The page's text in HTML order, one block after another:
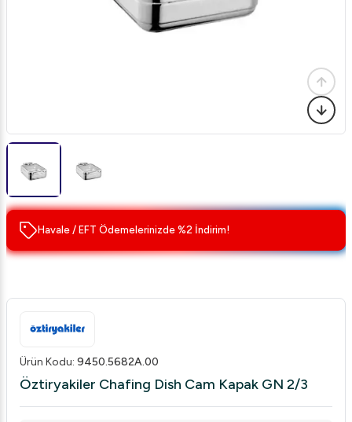
Havale / EFT Ödemelerinizde %2 İndirim!
Ürün Kodu: 9450.5682A.00
Öztiryakiler Chafing Dish Cam Kapak GN 2/3